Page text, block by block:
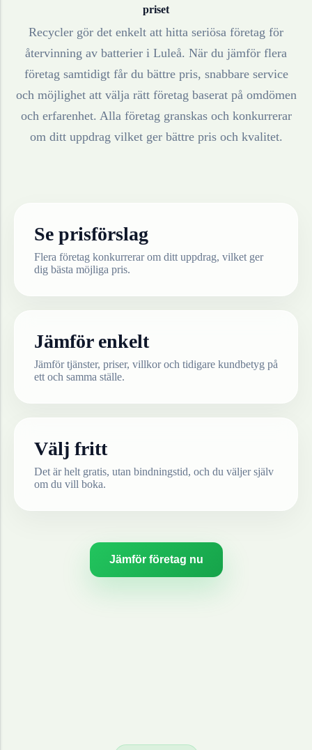
priset
Recycler gör det enkelt att hitta seriösa företag för
återvinning av batterier i Luleå. När du jämför flera
företag samtidigt får du bättre pris, snabbare service
och möjlighet att välja rätt företag baserat på omdömen
och erfarenhet. Alla företag granskas och konkurrerar
om ditt uppdrag vilket ger bättre pris och kvalitet.
Se prisförslag
Flera företag konkurrerar om ditt uppdrag, vilket ger
dig bästa möjliga pris.
Jämför enkelt
Jämför tjänster, priser, villkor och tidigare kundbetyg på
ett och samma ställe.
Välj fritt
Det är helt gratis, utan bindningstid, och du väljer själv
om du vill boka.
Jämför företag nu